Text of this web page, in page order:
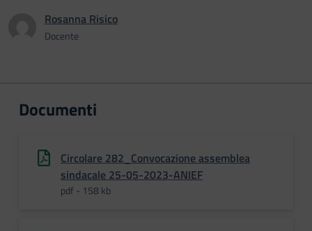
Rosanna Risico
Docente
Documenti
Circolare 282_Convocazione assemblea
sindacale 25-05-2023-ANIEF
pdf - 158 kb